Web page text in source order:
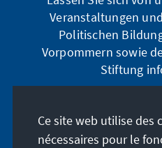
Veranstaltungen
Politischen
Vorpommern sowie
Stiftung
Ce site web utilise des
nécessaires pour le